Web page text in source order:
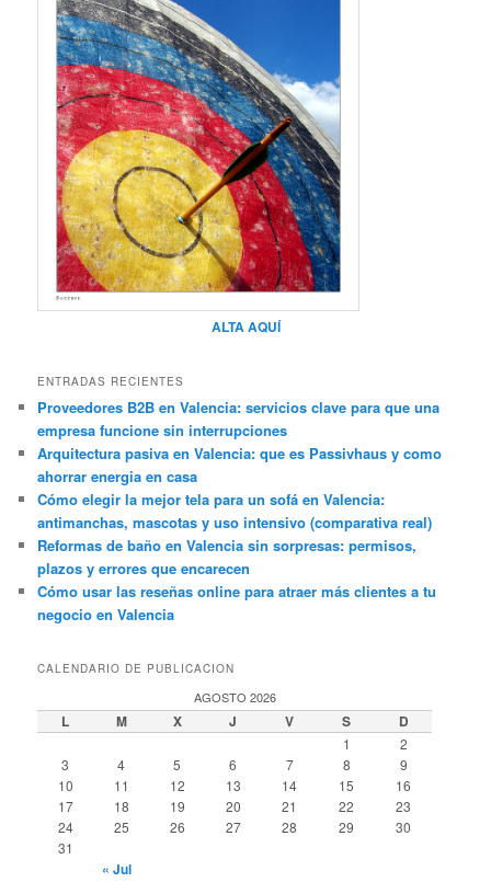
ALTA AQUÍ
ENTRADAS RECIENTES
Proveedores B2B en Valencia: servicios clave para que una
empresa funcione sin interrupciones
Arquitectura pasiva en Valencia: que es Passivhaus y como
ahorrar energia en casa
Cómo elegir la mejor tela para un sofá en Valencia:
antimanchas, mascotas y uso intensivo (comparativa real)
Reformas de baño en Valencia sin sorpresas: permisos,
plazos y errores que encarecen
Cómo usar las reseñas online para atraer más clientes a tu
negocio en Valencia
CALENDARIO DE PUBLICACION
AGOSTO 2026
L M X J V S D
1
2
3
4 5 6 7 8
9
10
11 12 13 14 15
16
17
18 19 20 21 22
23
24
25 26 27 28 29
30
31
« Jul